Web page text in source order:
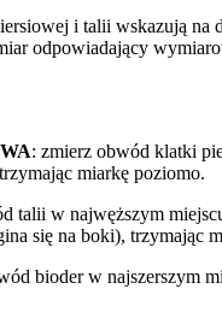
i talii wskazują na
odpowiadający
: zmierz obwód klatki
miarkę poziomo.
talii w najwęższym
się na boki), trzymając
bioder w najszerszym